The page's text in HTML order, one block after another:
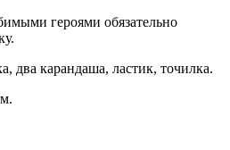
героями обязательно
два карандаша, ластик, точилка.